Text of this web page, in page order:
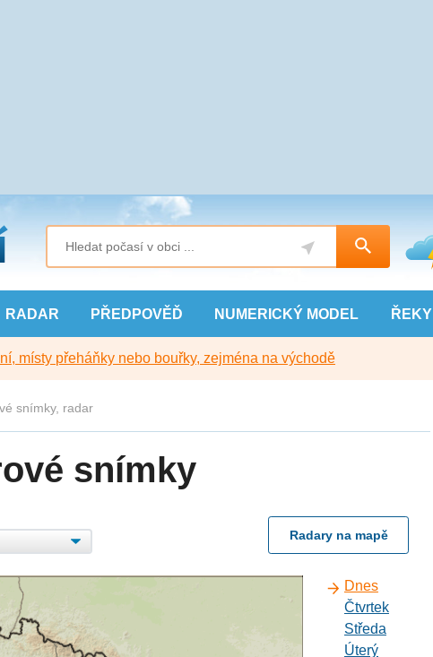
RADAR PŘEDPOVĚĎ NUMERICKÝ MODEL ŘEKY
místy přeháňky nebo bouřky, zejména na východě
snímky, radar
snímky
Radary na mapě
Dnes
Čtvrtek
Středa
Úterý